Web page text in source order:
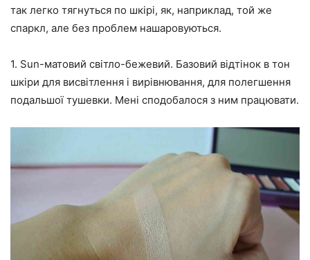
так легко тягнуться по шкірі, як, наприклад, той же
спаркл, але без проблем нашаровуються.
1. Sun-матовий світло-бежевий. Базовий відтінок в тон
шкіри для висвітлення і вирівнювання, для полегшення
подальшої тушевки. Мені сподобалося з ним працювати.